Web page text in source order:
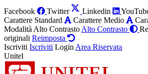
Facebook Twitter Linkedin
Carattere Standard
Carattere Medio
Modalità Alto Contrasto Alto Contrasto
originali Reimposta
Iscriviti Iscriviti Login Area Riservata
Unitel